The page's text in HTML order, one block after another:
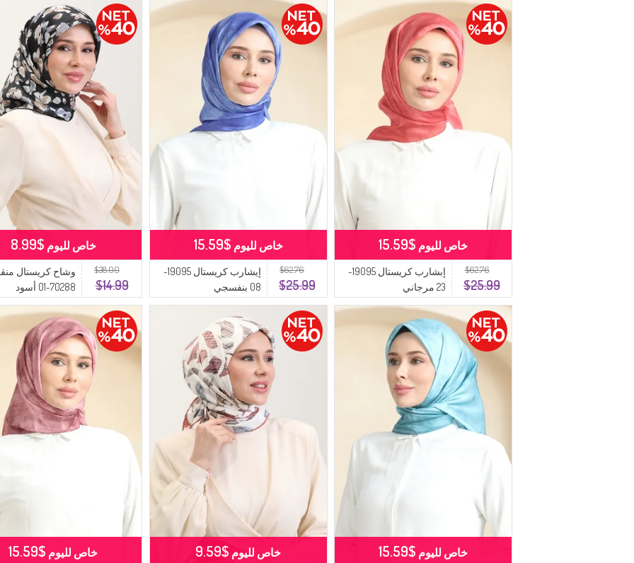
$62.76
$25.99
إبشارب كريستال 19095-
23 مرجاني
خاص لليوم $15.59
$62.76
$25.99
إيشارب كريستال 19095-
08 بنفسجي
خاص لليوم $15.59
$38.00
$14.99
وشاح كريستال
70288-01 أسود
خاص لليوم $8.99
خاص لليوم $15.59 خاص لليوم $9.59 خاص لليوم $15.59